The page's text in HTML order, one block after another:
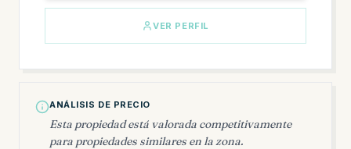
VER PERFIL
ANÁLISIS DE PRECIO
Esta propiedad está valorada competitivamente
para propiedades similares en la zona.